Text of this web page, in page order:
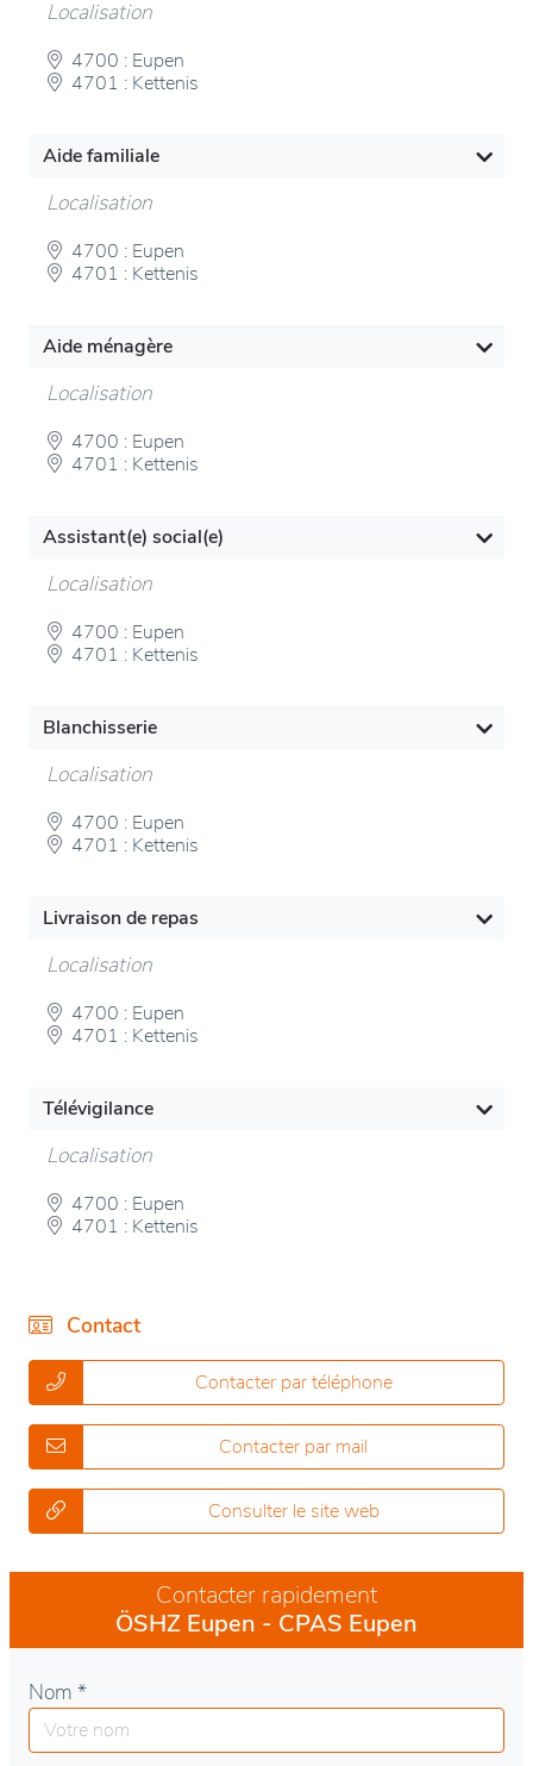
Localisation
4700 : Eupen
4701 : Kettenis
Aide familiale
Localisation
4700 : Eupen
4701 : Kettenis
Aide ménagère
Localisation
4700 : Eupen
4701 : Kettenis
Assistant(e) social(e)
Localisation
4700 : Eupen
4701 : Kettenis
Blanchisserie
Localisation
4700 : Eupen
4701 : Kettenis
Livraison de repas
Localisation
4700 : Eupen
4701 : Kettenis
Télévigilance
Localisation
4700 : Eupen
4701 : Kettenis
Contact
Contacter par téléphone
Contacter par mail
Consulter le site web
Contacter rapidement
ÖSHZ Eupen - CPAS Eupen
Nom *